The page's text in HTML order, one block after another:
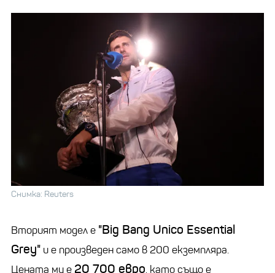
Снимка: Reuters
Вторият модел е "Big Bang Unico Essential
Grey" и е произведен само в 200 екземпляра.
Цената му е 20 700 евро, като също е